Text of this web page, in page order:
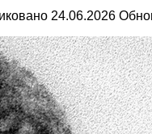
24.06.2026